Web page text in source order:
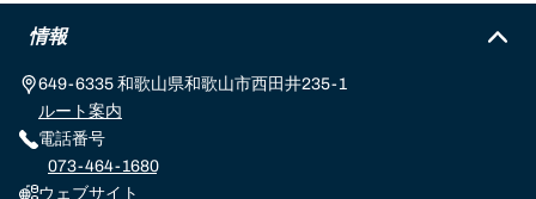
情報
649-6335 和歌山県和歌山市西田井235-1
ルート案内
電話番号
073-464-1680
ウェブサイト